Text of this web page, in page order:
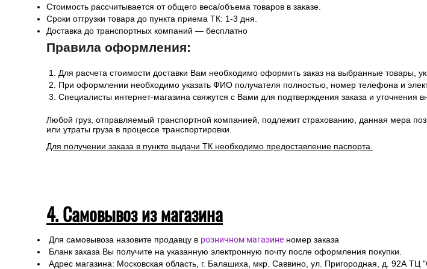
Стоимость рассчитывается от общего веса/объема товаров в заказе.
Сроки отгрузки товара до пункта приема ТК: 1-3 дня.
Доставка до транспортных компаний — бесплатно
Правила оформления:
Для расчета стоимости доставки Вам необходимо оформить заказ на выбранные товары,
При оформлении необходимо указать ФИО получателя полностью, номер телефона и
Специалисты интернет-магазина свяжутся с Вами для подтверждения заказа и уточнения
Любой груз, отправляемый транспортной компанией, подлежит страхованию, данная мера
или утраты груза в процессе транспортировки.
Для получении заказа в пункте выдачи ТК необходимо предоставление паспорта.
4. Самовывоз из магазина
Для самовывоза назовите продавцу в розничном магазине номер заказа
Бланк заказа Вы получите на указанную электронную почту после оформления покупки.
Адрес магазина: Московская область, г. Балашиха, мкр. Саввино, ул. Пригородная, д. 92А ТЦ